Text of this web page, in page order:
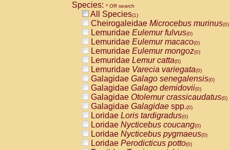
CebidaeCebus capucinus
CebidaeCebus nigrivittatus
CebidaeCebus spp.(0)
CebidaeSaimiri boliviensis(0)
CebidaeSaimiri sciureus(0)
AtelidaeAlouatta caraya(0)
AtelidaeAlouatta fusca(0)
AtelidaeAlouatta seniculus(0)
AtelidaeAlouattaspp.(0)
AtelidaeAteles belzebuth(0)
AtelidaeAteles geoffroyi(0)
AtelidaeAteles paniscus(0)
AtelidaeAtelesspp.(0)
AtelidaeLagothrix lagothricha(0)
AtelidaeLagothrix lagothricha cana
PitheciidaeCacajao calvus
Species: * OR search
All Species(1)
Cheirogaleidae Microcebus murinus(0)
Lemuridae Eulemur fulvus(0)
Lemuridae Eulemur macaco(0)
Lemuridae Eulemur mongoz(0)
Lemuridae Lemur catta(0)
Lemuridae Varecia variegata(0)
Galagidae Galago senegalensis(0)
Galagidae Galago demidovii(0)
Galagidae Otolemur crassicaudatus(0)
Galagidae Galagidae spp.(0)
Loridae Loris tardigradus(0)
Loridae Nycticebus coucang(0)
Loridae Nycticebus pygmaeus(0)
Loridae Perodicticus potto(0)